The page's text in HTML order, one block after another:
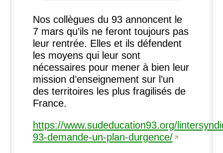
Nos collègues du 93 annoncent le
7 mars qu’ils ne feront toujours pas
leur rentrée. Elles et ils défendent
les moyens qui leur sont
nécessaires pour mener à bien leur
mission d’enseignement sur l’un
des territoires les plus fragilisés de
France.
https://www.sudeducation93.org/
93-demande-un-plan-durgence/